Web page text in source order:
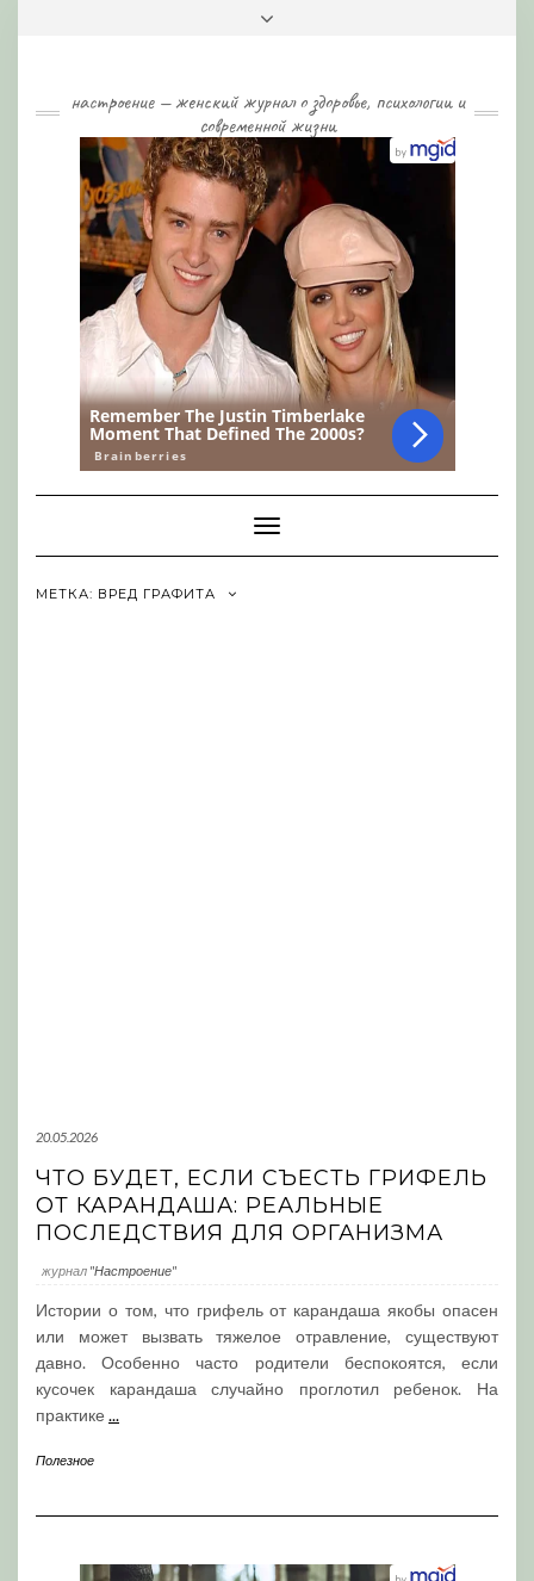
настроение — женский журнал о здоровье, психологии и
современной жизни
Toggle
Navigation
МЕТКА: ВРЕД ГРАФИТА
20.05.2026
ЧТО БУДЕТ, ЕСЛИ СЪЕСТЬ ГРИФЕЛЬ
ОТ КАРАНДАША: РЕАЛЬНЫЕ
ПОСЛЕДСТВИЯ ДЛЯ ОРГАНИЗМА
журнал "Настроение"
Истории о том, что грифель от карандаша якобы опасен
или может вызвать тяжелое отравление, существуют
давно. Особенно часто родители беспокоятся, если
кусочек карандаша случайно проглотил ребенок. На
практике ...
Полезное